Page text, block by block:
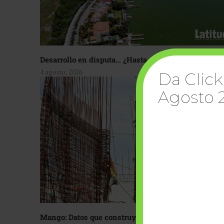
Desarrollo en disputa… ¿Hasta dónde crecer?
4 agosto, 2026
Mango: Datos que construyen confianza
Da
Agosto